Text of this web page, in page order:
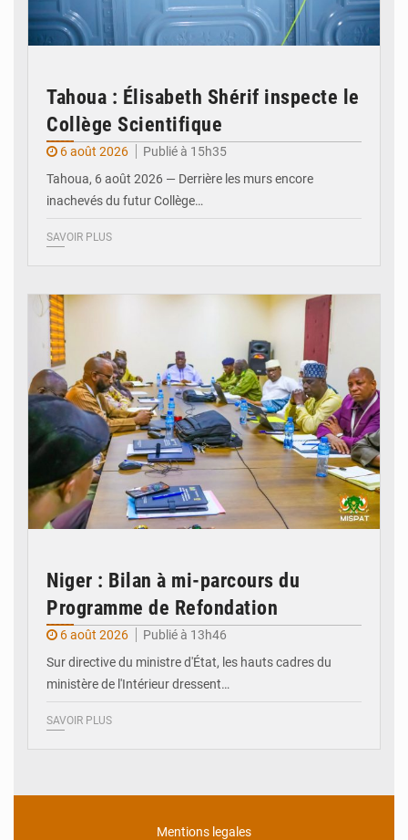
Tahoua : Élisabeth Shérif inspecte le
Collège Scientifique
6 août 2026
Publié à 15h35
Tahoua, 6 août 2026 — Derrière les murs encore
inachevés du futur Collège…
SAVOIR PLUS
Niger : Bilan à mi-parcours du
Programme de Refondation
6 août 2026
Publié à 13h46
Sur directive du ministre d'État, les hauts cadres du
ministère de l'Intérieur dressent…
SAVOIR PLUS
Mentions legales